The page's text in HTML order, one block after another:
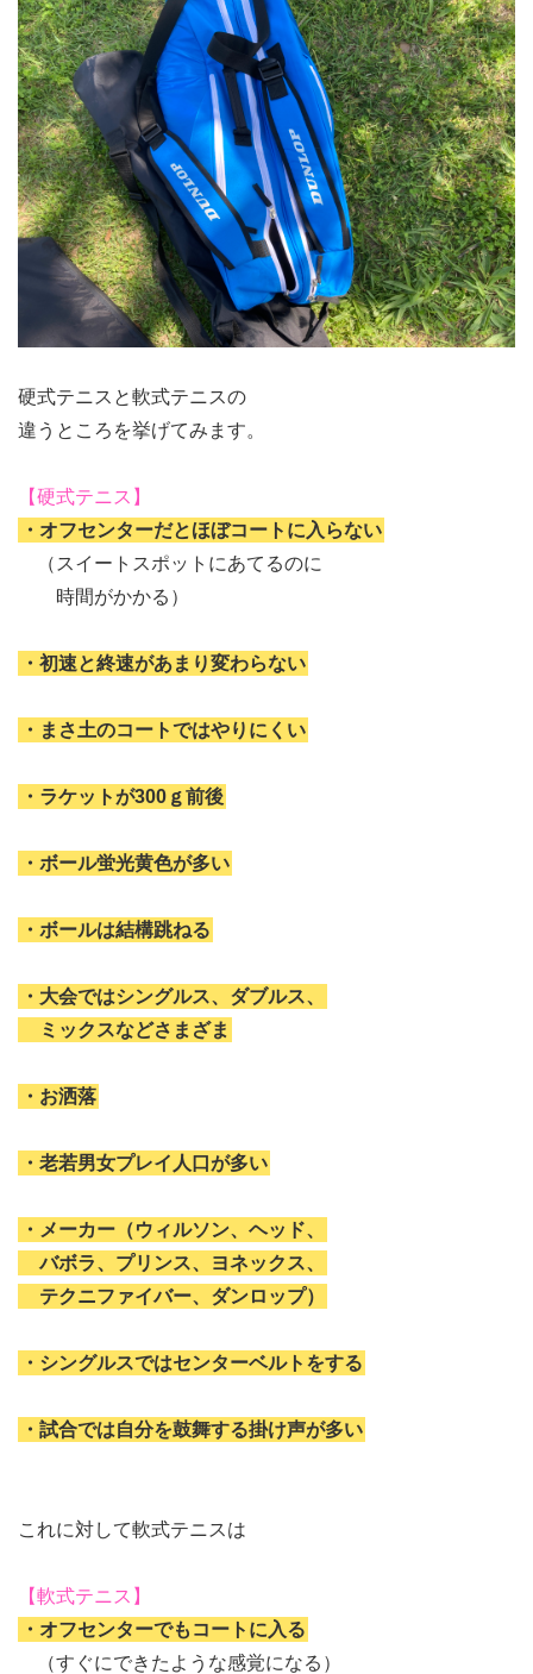
硬式テニスと軟式テニスの
違うところを挙げてみます。
【硬式テニス】
・オフセンターだとほぼコートに入らない
（スイートスポットにあてるのに
時間がかかる）
・初速と終速があまり変わらない
・まさ土のコートではやりにくい
・ラケットが300ｇ前後
・ボール蛍光黄色が多い
・ボールは結構跳ねる
・大会ではシングルス、ダブルス、
ミックスなどさまざま
・お洒落
・老若男女プレイ人口が多い
・メーカー（ウィルソン、ヘッド、
バボラ、プリンス、ヨネックス、
テクニファイバー、ダンロップ）
・シングルスではセンターベルトをする
・試合では自分を鼓舞する掛け声が多い
これに対して軟式テニスは
【軟式テニス】
・オフセンターでもコートに入る
（すぐにできたような感覚になる）